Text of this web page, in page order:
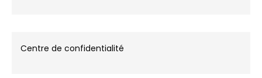
Centre de confidentialité